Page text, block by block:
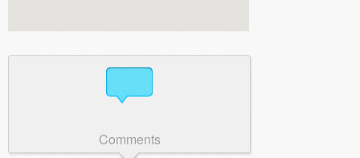
Comments